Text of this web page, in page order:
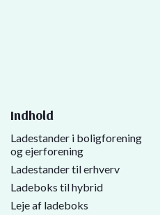
Indhold
Ladestander i boligforening
og ejerforening
Ladestander til erhverv
Ladeboks til hybrid
Leje af ladeboks